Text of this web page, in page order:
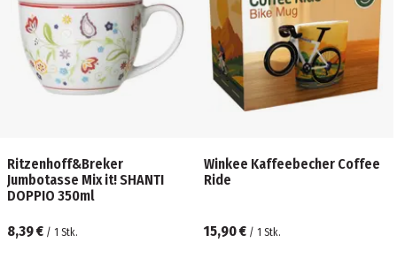
Ritzenhoff&Breker
Jumbotasse Mix it! SHANTI
DOPPIO 350ml
8,39 € / 1 Stk.
Winkee Kaffeebecher Coffee
Ride
15,90 € / 1 Stk.